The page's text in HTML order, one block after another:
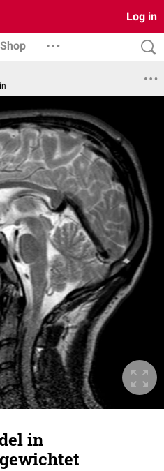
Log in
Shop
in